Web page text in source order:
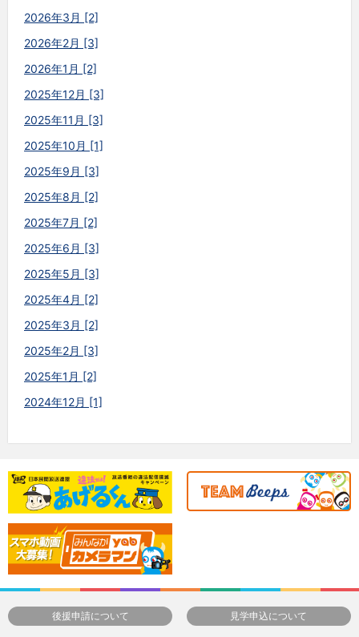
2026年3月 [2]
2026年2月 [3]
2026年1月 [2]
2025年12月 [3]
2025年11月 [3]
2025年10月 [1]
2025年9月 [3]
2025年8月 [2]
2025年7月 [2]
2025年6月 [3]
2025年5月 [3]
2025年4月 [2]
2025年3月 [2]
2025年2月 [3]
2025年1月 [2]
2024年12月 [1]
後援申請について 見学申込について